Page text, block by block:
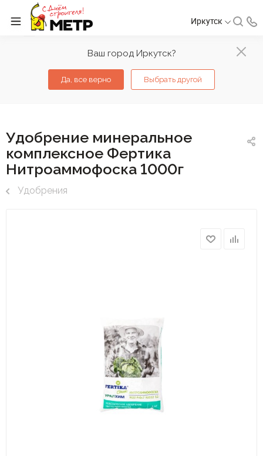
Ваш город Иркутск?
Да, все верно Выбрать другой
Иркутск
Удобрение минеральное
комплексное Фертика
Нитроаммофоска 1000г
Удобрения